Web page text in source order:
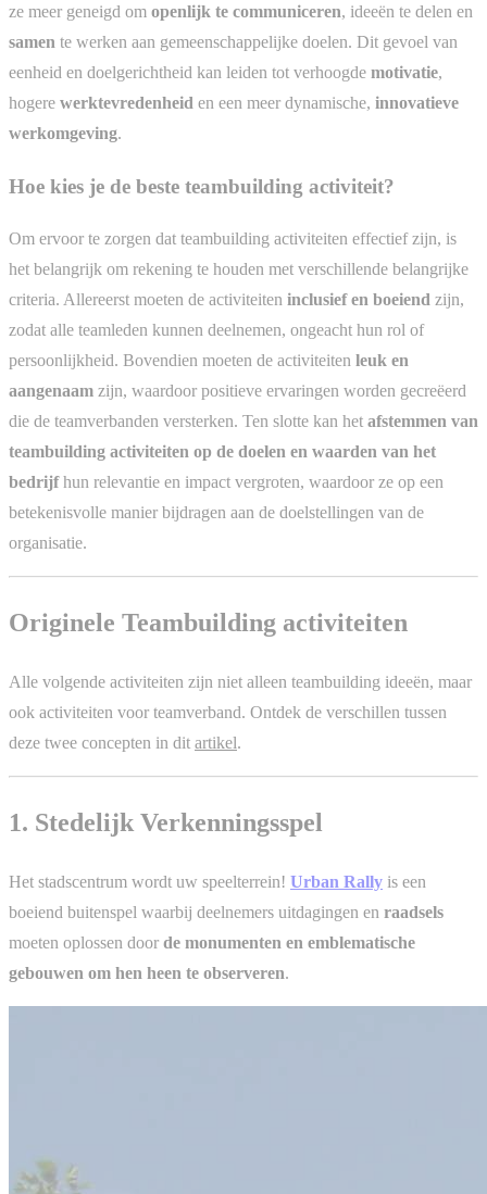
ze meer geneigd om openlijk te communiceren, ideeën te delen en
samen te werken aan gemeenschappelijke doelen. Dit gevoel van
eenheid en doelgerichtheid kan leiden tot verhoogde motivatie,
hogere werktevredenheid en een meer dynamische, innovatieve
werkomgeving.
Hoe kies je de beste teambuilding activiteit?
Om ervoor te zorgen dat teambuilding activiteiten effectief zijn, is
het belangrijk om rekening te houden met verschillende belangrijke
criteria. Allereerst moeten de activiteiten inclusief en boeiend zijn,
zodat alle teamleden kunnen deelnemen, ongeacht hun rol of
persoonlijkheid. Bovendien moeten de activiteiten leuk en
aangenaam zijn, waardoor positieve ervaringen worden gecreëerd
die de teamverbanden versterken. Ten slotte kan het afstemmen van
teambuilding activiteiten op de doelen en waarden van het
bedrijfhun relevantie en impact vergroten, waardoor ze op een
betekenisvolle manier bijdragen aan de doelstellingen van de
organisatie.
Originele Teambuilding activiteiten
Alle volgende activiteiten zijn niet alleen teambuilding ideeën, maar
ook activiteiten voor teamverband. Ontdek de verschillen tussen
deze twee concepten in dit artikel.
1. Stedelijk Verkenningsspel
Het stadscentrum wordt uw speelterrein! Urban Rally is een
boeiend buitenspel waarbij deelnemers uitdagingen en raadsels
moeten oplossen door de monumenten en emblematische
gebouwen om hen heen te observeren.